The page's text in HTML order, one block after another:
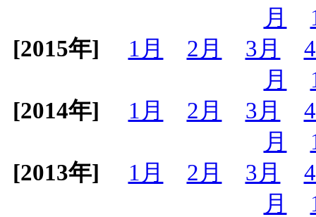
月
[2015年]
1月 2月 3月
月
[2014年]
1月 2月 3月
月
[2013年]
1月 2月 3月
月